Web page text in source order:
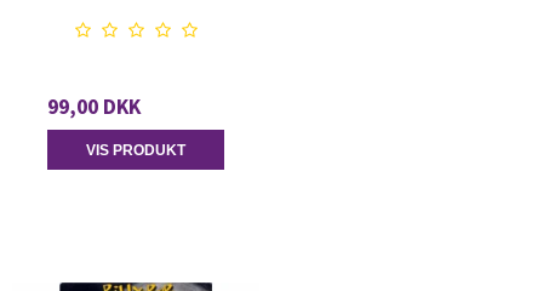
99,00 DKK
VIS PRODUKT